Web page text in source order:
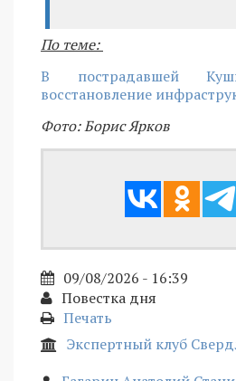
По теме:
В пострадавшей
восстановление
Фото: Борис Ярков
09/08/2026 - 16:39
Повестка дня
Печать
Экспертный клуб